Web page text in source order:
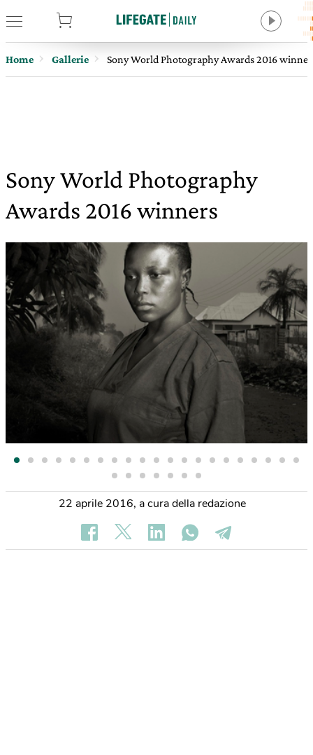
Home Gallerie Sony World Photography Awards 2016
Sony World Photography
Awards 2016 winners
22 aprile 2016, a cura della redazione